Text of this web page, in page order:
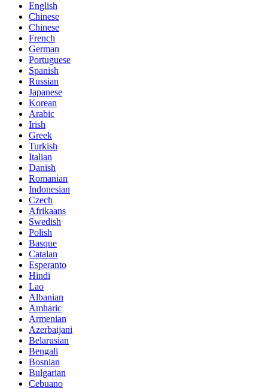
English
Chinese
Chinese
French
German
Portuguese
Spanish
Russian
Japanese
Korean
Arabic
Irish
Greek
Turkish
Italian
Danish
Romanian
Indonesian
Czech
Afrikaans
Swedish
Polish
Basque
Catalan
Esperanto
Hindi
Lao
Albanian
Amharic
Armenian
Azerbaijani
Belarusian
Bengali
Bosnian
Bulgarian
Cebuano